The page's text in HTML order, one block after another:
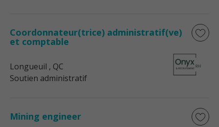
Coordonnateur(trice) administratif(ve)
et comptable
Longueuil , QC
Soutien administratif
Mining engineer